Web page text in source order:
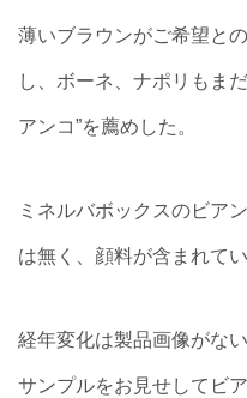
薄いブラウンがご希望と
し、ボーネ、ナポリもま
アンコ”を薦めした。
ミネルバボックスのビア
は無く、顔料が含まれて
経年変化は製品画像がな
サンプルをお見せしてビ